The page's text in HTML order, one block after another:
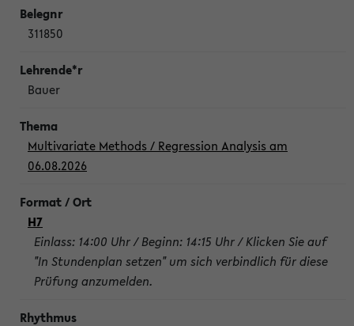
311850
Bauer
Multivariate Methods / Regression Analysis am
06.08.2026
H7
Einlass: 14:00 Uhr / Beginn: 14:15 Uhr / Klicken Sie auf
"In Stundenplan setzen" um sich verbindlich für diese
Prüfung anzumelden.